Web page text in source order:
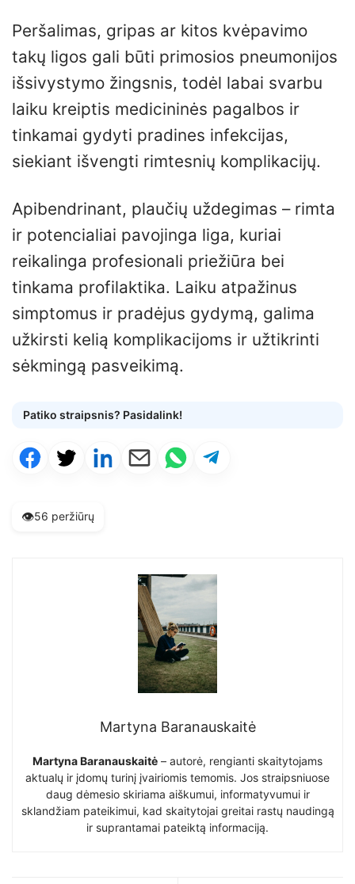
Peršalimas, gripas ar kitos kvėpavimo
takų ligos gali būti primosios pneumonijos
išsivystymo žingsnis, todėl labai svarbu
laiku kreiptis medicininės pagalbos ir
tinkamai gydyti pradines infekcijas,
siekiant išvengti rimtesnių komplikacijų.
Apibendrinant, plaučių uždegimas – rimta
ir potencialiai pavojinga liga, kuriai
reikalinga profesionali priežiūra bei
tinkama profilaktika. Laiku atpažinus
simptomus ir pradėjus gydymą, galima
užkirsti kelią komplikacijoms ir užtikrinti
sėkmingą pasveikimą.
Patiko straipsnis? Pasidalink!
👁️56 peržiūrų
Martyna Baranauskaitė
Martyna Baranauskaitė – autorė, rengianti skaitytojams
aktualų ir įdomų turinį įvairiomis temomis. Jos straipsniuose
daug dėmesio skiriama aiškumui, informatyvumui ir
sklandžiam pateikimui, kad skaitytojai greitai rastų naudingą
ir suprantamai pateiktą informaciją.